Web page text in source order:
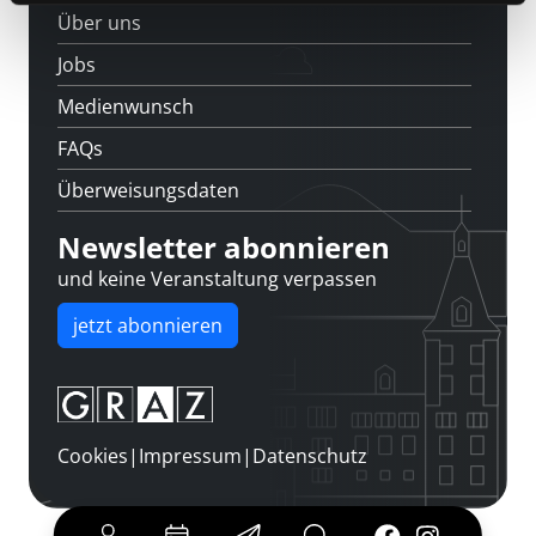
Über uns
Jobs
Medienwunsch
FAQs
Überweisungsdaten
Newsletter abonnieren
und keine Veranstaltung verpassen
jetzt abonnieren
Cookies| Impressum| Datenschutz